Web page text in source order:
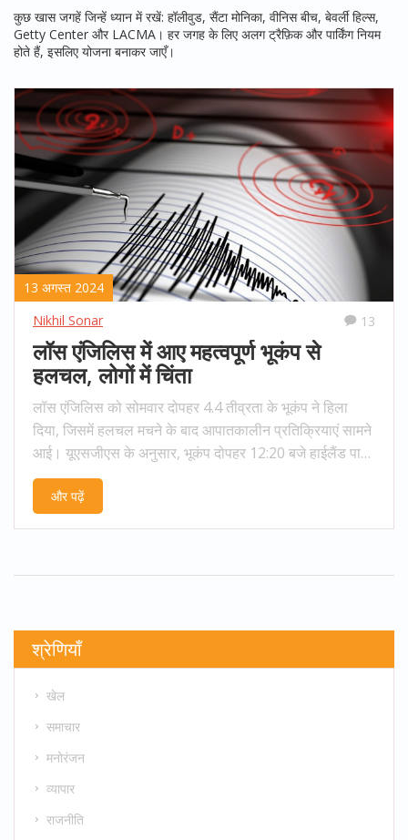
कुछ खास जगहें जिन्हें ध्यान में रखें: हॉलीवुड, सैंटा मोनिका, वीनिस बीच, बेवर्ली हिल्स,
Getty Center और LACMA। हर जगह के लिए अलग ट्रैफ़िक और पार्किंग नियम
होते हैं, इसलिए योजना बनाकर जाएँ।
13 अगस्त 2024
Nikhil Sonar
13
लॉस एंजिलिस में आए महत्वपूर्ण भूकंप से
हलचल, लोगों में चिंता
लॉस एंजिलिस को सोमवार दोपहर 4.4 तीव्रता के भूकंप ने हिला
दिया, जिसमें हलचल मचने के बाद आपातकालीन प्रतिक्रियाएं सामने
आई। यूएसजीएस के अनुसार, भूकंप दोपहर 12:20 बजे हाईलैंड पार्क
के पास हुआ। हालांकि कोई प्रारंभिक नुकसान या चोट की सूचना
नहीं है, लेकिन सावधानी बरती जा रही है और लोग संभावित
और पढ़ें
श्रेणियाँ
खेल
समाचार
मनोरंजन
व्यापार
राजनीति